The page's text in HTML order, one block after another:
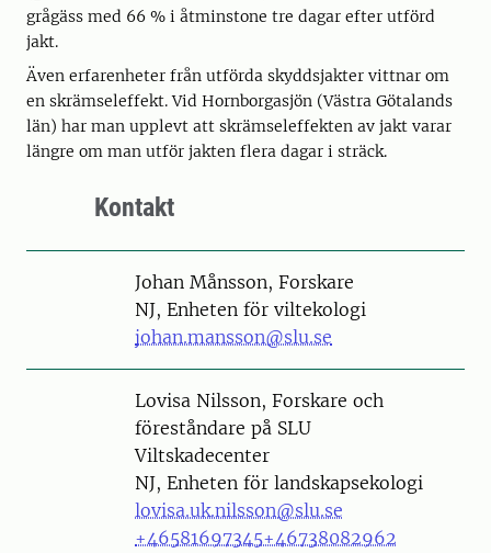
grågäss med 66 % i åtminstone tre dagar efter utförd
jakt.
Även erfarenheter från utförda skyddsjakter vittnar om
en skrämseleffekt. Vid Hornborgasjön (Västra Götalands
län) har man upplevt att skrämseleffekten av jakt varar
längre om man utför jakten flera dagar i sträck.
Kontakt
PersonJohan Månsson, Forskare
NJ, Enheten för viltekologi
johan.mansson@slu.se
PersonLovisa Nilsson, Forskare och
föreståndare på SLU
Viltskadecenter
NJ, Enheten för landskapsekologi
lovisa.uk.nilsson@slu.se
+46581697345+46738082962